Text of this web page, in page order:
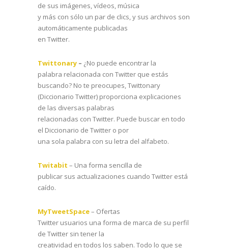
de sus imágenes, vídeos, música
y más con sólo un par de clics, y sus archivos son
automáticamente publicadas
en Twitter.
Twittonary – ¿No puede encontrar la
palabra relacionada con Twitter que estás
buscando? No te preocupes, Twittonary
(Diccionario Twitter) proporciona explicaciones
de las diversas palabras
relacionadas con Twitter. Puede buscar en todo
el Diccionario de Twitter o por
una sola palabra con su letra del alfabeto.
Twitabit – Una forma sencilla de
publicar sus actualizaciones cuando Twitter está
caído.
MyTweetSpace– Ofertas
Twitter usuarios una forma de marca de su perfil
de Twitter sin tener la
creatividad en todos los saben. Todo lo que se